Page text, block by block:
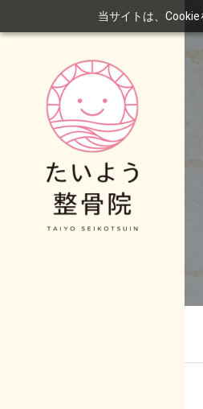
当サイトは、